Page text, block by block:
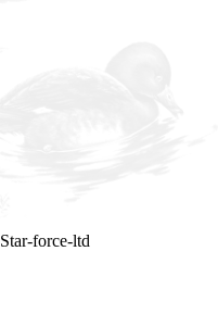
Star-force-ltd